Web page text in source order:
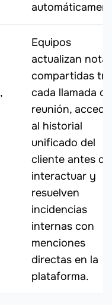
Equipos
actualizan
compartidas
cada llamada o
reunión,
al historial
unificado del
cliente antes de
interactuar y
resuelven
incidencias
internas con
menciones
directas en la
plataforma.